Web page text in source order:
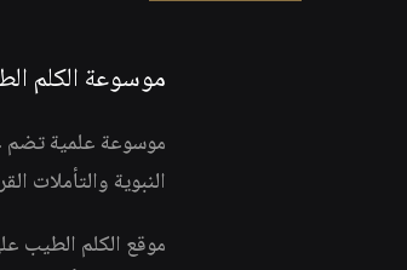
موسوعة الكلم
موسوعة علمية تضم
النبوية والتأملات
موقع الكلم الطيب